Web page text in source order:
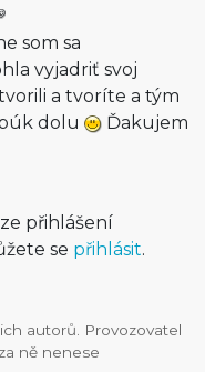
som sa
vyjadriť svoj
a tvoríte a tým
dolu
Ďakujem
přihlášení
se přihlásit.
autorů. Provozovatel
ně nenese